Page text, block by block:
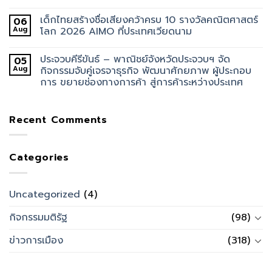
06
Aug
เด็กไทยสร้างชื่อเสียงคว้าครบ 10 รางวัลคณิตศาสตร์
โลก 2026 AIMO ที่ประเทศเวียดนาม
05
Aug
ประจวบคีรีขันธ์ – พาณิชย์จังหวัดประจวบฯ จัด
กิจกรรมจับคู่เจรจาธุรกิจ พัฒนาศักยภาพ ผู้ประกอบ
การ ขยายช่องทางการค้า สู่การค้าระหว่างประเทศ
Recent Comments
Categories
Uncategorized (4)
กิจกรรมมติรัฐ
(98)
ข่าวการเมือง
(318)